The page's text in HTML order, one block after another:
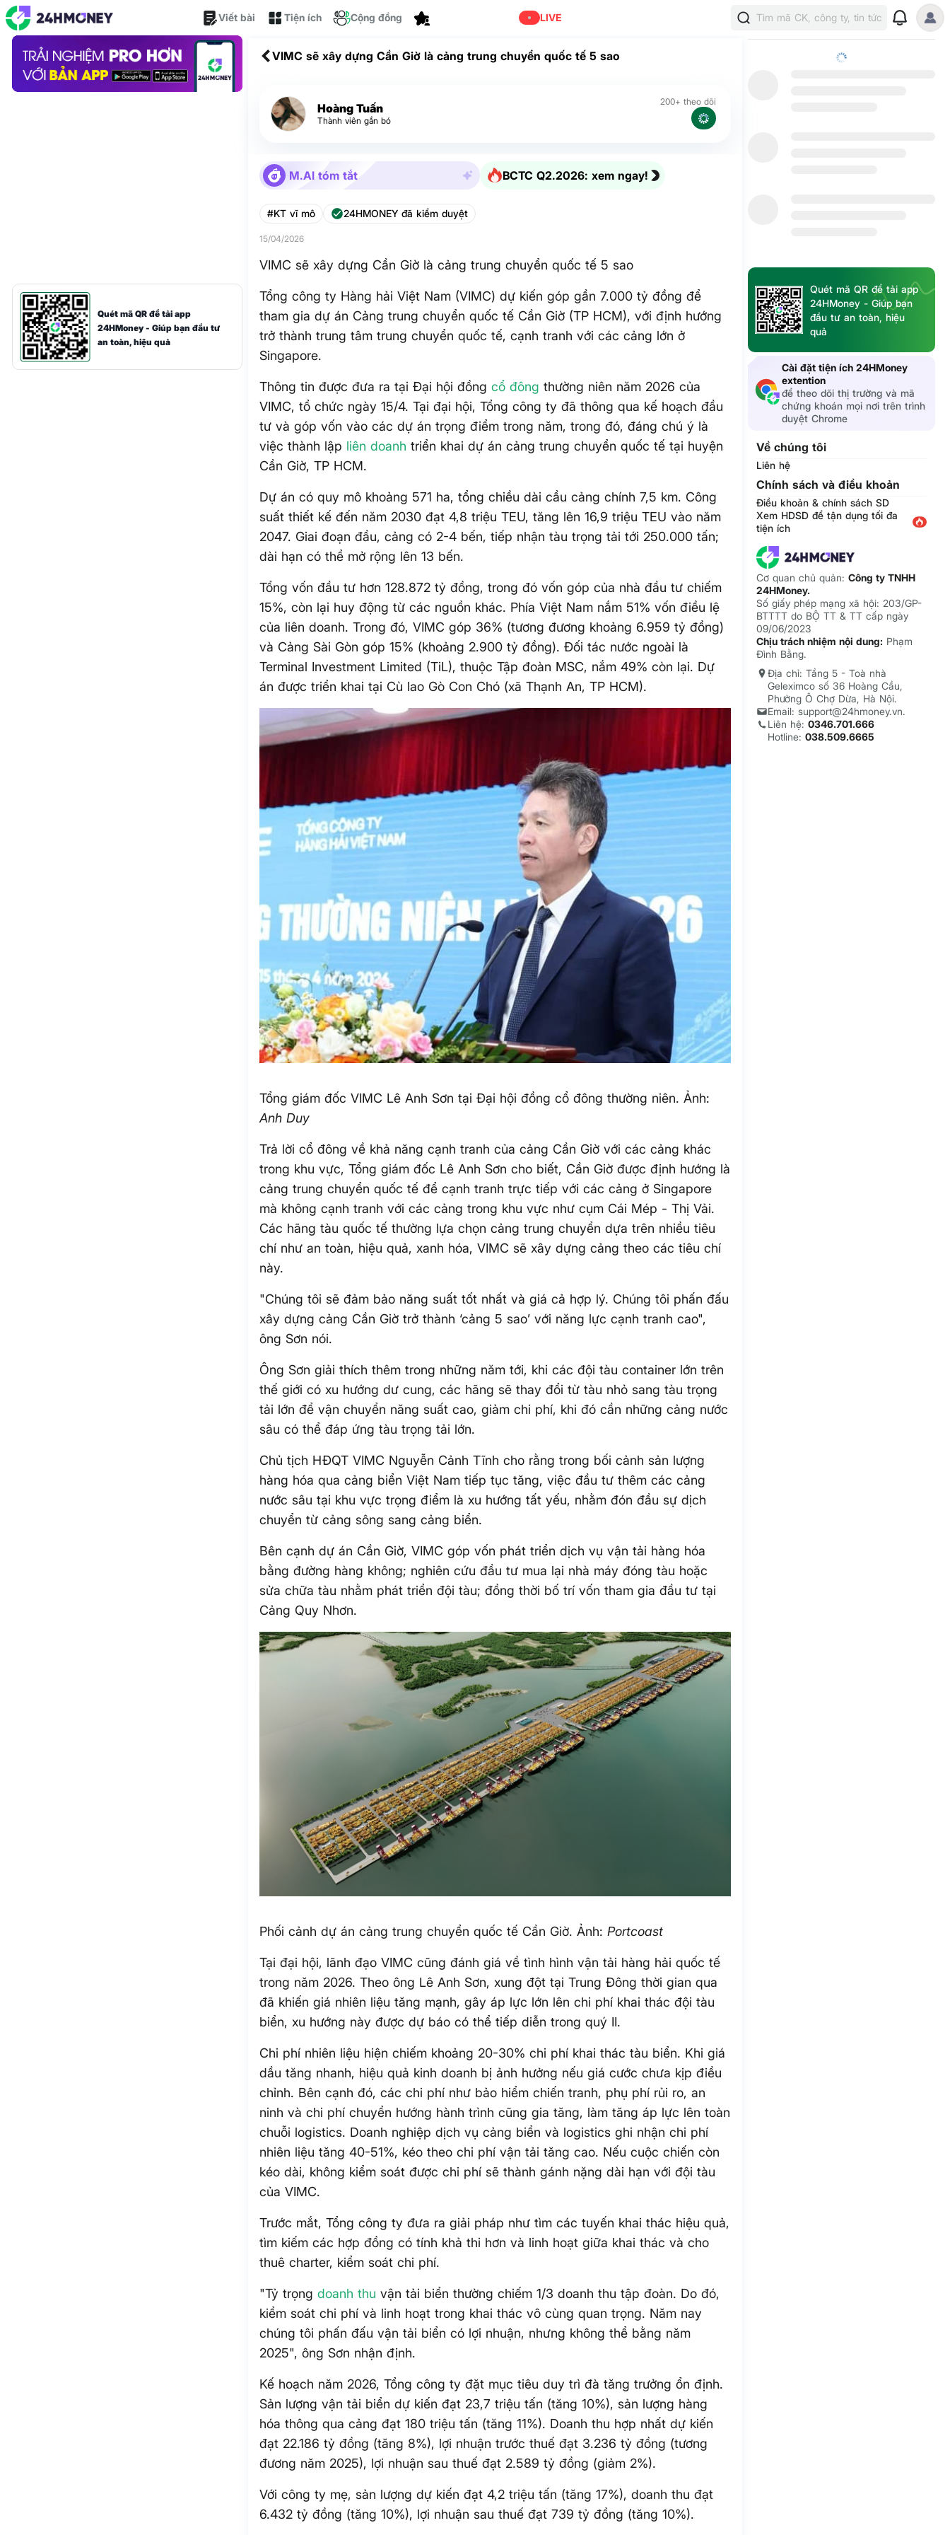
Viết bài Tiện ích Cộng đồng LIVE Tìm mã CK, công ty, tin tức
Quét mã QR để tải app
24HMoney - Giúp bạn đầu tư
an toàn, hiệu quả
VIMC sẽ xây dựng Cần Giờ là cảng trung chuyển quốc tế 5 sao
Hoàng Tuấn
Thành viên gắn bó
200+ theo dõi
M.AI tóm tắt BCTC Q2.2026: xem ngay!
#KT vĩ mô 24HMONEY đã kiểm duyệt
15/04/2026
VIMC sẽ xây dựng Cần Giờ là cảng trung chuyển quốc tế 5 sao
Tổng công ty Hàng hải Việt Nam (VIMC) dự kiến góp gần 7.000 tỷ đồng để
tham gia dự án Cảng trung chuyển quốc tế Cần Giờ (TP HCM), với định hướng
trở thành trung tâm trung chuyển quốc tế, cạnh tranh với các cảng lớn ở
Singapore.
Thông tin được đưa ra tại Đại hội đồngcổ đông thường niên năm 2026 của
VIMC, tổ chức ngày 15/4. Tại đại hội, Tổng công ty đã thông qua kế hoạch đầu
tư và góp vốn vào các dự án trọng điểm trong năm, trong đó, đáng chú ý là
việc thành lập liên doanh triển khai dự án cảng trung chuyển quốc tế tại huyện
Cần Giờ, TP HCM.
Dự án có quy mô khoảng 571 ha, tổng chiều dài cầu cảng chính 7,5 km. Công
suất thiết kế đến năm 2030 đạt 4,8 triệu TEU, tăng lên 16,9 triệu TEU vào năm
2047. Giai đoạn đầu, cảng có 2-4 bến, tiếp nhận tàu trọng tải tới 250.000 tấn;
dài hạn có thể mở rộng lên 13 bến.
Tổng vốn đầu tư hơn 128.872 tỷ đồng, trong đó vốn góp của nhà đầu tư chiếm
15%, còn lại huy động từ các nguồn khác. Phía Việt Nam nắm 51% vốn điều lệ
của liên doanh. Trong đó, VIMC góp 36% (tương đương khoảng 6.959 tỷ đồng)
và Cảng Sài Gòn góp 15% (khoảng 2.900 tỷ đồng). Đối tác nước ngoài là
Terminal Investment Limited (TiL), thuộc Tập đoàn MSC, nắm 49% còn lại. Dự
án được triển khai tại Cù lao Gò Con Chó (xã Thạnh An, TP HCM).
Tổng giám đốc VIMC Lê Anh Sơn tại Đại hội đồng cổ đông thường niên. Ảnh:
Anh Duy
Trả lời cổ đông về khả năng cạnh tranh của cảng Cần Giờ với các cảng khác
trong khu vực, Tổng giám đốc Lê Anh Sơn cho biết, Cần Giờ được định hướng là
cảng trung chuyển quốc tế để cạnh tranh trực tiếp với các cảng ở Singapore
mà không cạnh tranh với các cảng trong khu vực như cụm Cái Mép - Thị Vải.
Các hãng tàu quốc tế thường lựa chọn cảng trung chuyển dựa trên nhiều tiêu
chí như an toàn, hiệu quả, xanh hóa, VIMC sẽ xây dựng cảng theo các tiêu chí
này.
"Chúng tôi sẽ đảm bảo năng suất tốt nhất và giá cả hợp lý. Chúng tôi phấn đấu
xây dựng cảng Cần Giờ trở thành ‘cảng 5 sao’ với năng lực cạnh tranh cao",
ông Sơn nói.
Ông Sơn giải thích thêm trong những năm tới, khi các đội tàu container lớn trên
thế giới có xu hướng dư cung, các hãng sẽ thay đổi từ tàu nhỏ sang tàu trọng
tải lớn để vận chuyển năng suất cao, giảm chi phí, khi đó cần những cảng nước
sâu có thể đáp ứng tàu trọng tải lớn.
Chủ tịch HĐQT VIMC Nguyễn Cảnh Tĩnh cho rằng trong bối cảnh sản lượng
hàng hóa qua cảng biển Việt Nam tiếp tục tăng, việc đầu tư thêm các cảng
nước sâu tại khu vực trọng điểm là xu hướng tất yếu, nhằm đón đầu sự dịch
chuyển từ cảng sông sang cảng biển.
Bên cạnh dự án Cần Giờ, VIMC góp vốn phát triển dịch vụ vận tải hàng hóa
bằng đường hàng không; nghiên cứu đầu tư mua lại nhà máy đóng tàu hoặc
sửa chữa tàu nhằm phát triển đội tàu; đồng thời bố trí vốn tham gia đầu tư tại
Cảng Quy Nhơn.
Phối cảnh dự án cảng trung chuyển quốc tế Cần Giờ. Ảnh:Portcoast
Tại đại hội, lãnh đạo VIMC cũng đánh giá về tình hình vận tải hàng hải quốc tế
trong năm 2026. Theo ông Lê Anh Sơn, xung đột tại Trung Đông thời gian qua
đã khiến giá nhiên liệu tăng mạnh, gây áp lực lớn lên chi phí khai thác đội tàu
biển, xu hướng này được dự báo có thể tiếp diễn trong quý II.
Chi phí nhiên liệu hiện chiếm khoảng 20-30% chi phí khai thác tàu biển. Khi giá
dầu tăng nhanh, hiệu quả kinh doanh bị ảnh hưởng nếu giá cước chưa kịp điều
chỉnh. Bên cạnh đó, các chi phí như bảo hiểm chiến tranh, phụ phí rủi ro, an
ninh và chi phí chuyển hướng hành trình cũng gia tăng, làm tăng áp lực lên toàn
chuỗi logistics. Doanh nghiệp dịch vụ cảng biển và logistics ghi nhận chi phí
nhiên liệu tăng 40-51%, kéo theo chi phí vận tải tăng cao. Nếu cuộc chiến còn
kéo dài, không kiểm soát được chi phí sẽ thành gánh nặng dài hạn với đội tàu
của VIMC.
Trước mắt, Tổng công ty đưa ra giải pháp như tìm các tuyến khai thác hiệu quả,
tìm kiếm các hợp đồng có tính khả thi hơn và linh hoạt giữa khai thác và cho
thuê charter, kiểm soát chi phí.
"Tỷ trọngdoanh thu vận tải biển thường chiếm 1/3 doanh thu tập đoàn. Do đó,
kiểm soát chi phí và linh hoạt trong khai thác vô cùng quan trọng. Năm nay
chúng tôi phấn đấu vận tải biển có lợi nhuận, nhưng không thể bằng năm
2025", ông Sơn nhận định.
Kế hoạch năm 2026, Tổng công ty đặt mục tiêu duy trì đà tăng trưởng ổn định.
Sản lượng vận tải biển dự kiến đạt 23,7 triệu tấn (tăng 10%), sản lượng hàng
hóa thông qua cảng đạt 180 triệu tấn (tăng 11%). Doanh thu hợp nhất dự kiến
đạt 22.186 tỷ đồng (tăng 8%), lợi nhuận trước thuế đạt 3.236 tỷ đồng (tương
đương năm 2025), lợi nhuận sau thuế đạt 2.589 tỷ đồng (giảm 2%).
Với công ty mẹ, sản lượng dự kiến đạt 4,2 triệu tấn (tăng 17%), doanh thu đạt
6.432 tỷ đồng (tăng 10%), lợi nhuận sau thuế đạt 739 tỷ đồng (tăng 10%).
Quét mã QR để tải app
24HMoney - Giúp bạn
đầu tư an toàn, hiệu
quả
Cài đặt tiện ích 24HMoney
extention
để theo dõi thị trường và mã
chứng khoán mọi nơi trên trình
duyệt Chrome
Về chúng tôi
Liên hệ
Chính sách và điều khoản
Điều khoản & chính sách SD
Xem HDSD để tận dụng tối đa
tiện ích
Cơ quan chủ quản:Công ty TNHH
24HMoney.
Số giấy phép mạng xã hội: 203/GP-
BTTTT do BỘ TT & TT cấp ngày
09/06/2023
Chịu trách nhiệm nội dung: Phạm
Đình Bằng.
Địa chỉ: Tầng 5 - Toà nhà
Geleximco số 36 Hoàng Cầu,
Phường Ô Chợ Dừa, Hà Nội.
Email: support@24hmoney.vn.
Liên hệ:0346.701.666
Hotline:038.509.6665